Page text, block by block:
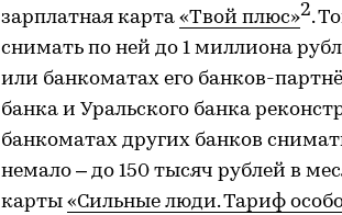
зарплатная карта «Твой плюс»2.
снимать по ней до 1 миллиона
или банкоматах его банков-
банка и Уральского банка
банкоматах других банков
немало – до 150 тысяч рублей в
карты «Сильные люди. Тариф